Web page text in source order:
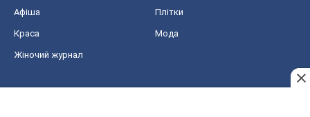
Афіша Плітки
Краса Мода
Жіночий журнал